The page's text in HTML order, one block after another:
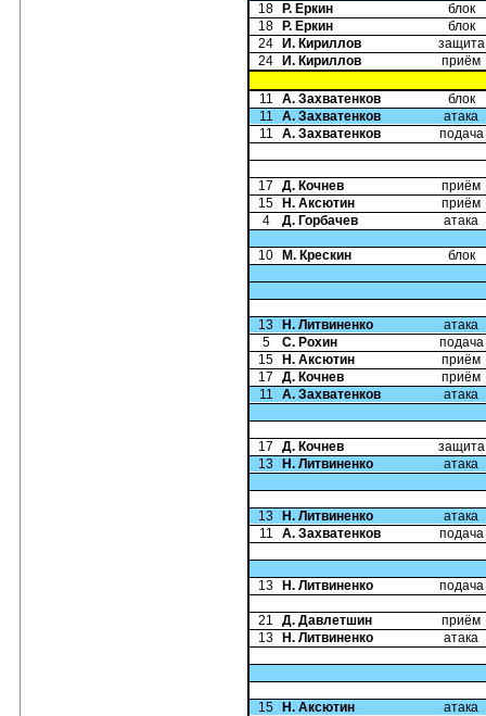
18 Р. Еркин
блок
18
Р. Еркин
блок
24
И. Кириллов
защита
24
И. Кириллов приём
11 А. Захватенков
блок
11
А. Захватенков
атака
11
А. Захватенков подача
17 Д. Кочнев
приём
15
Н. Аксютин
приём
4
Д. Горбачев атака
10 М. Крескин блок
13 Н. Литвиненко
атака
5
С. Рохин
подача
15
Н. Аксютин
приём
17
Д. Кочнев
приём
11
А. Захватенков атака
17 Д. Кочнев
защита
13
Н. Литвиненко атака
13 Н. Литвиненко
атака
11
А. Захватенков подача
13 Н. Литвиненко подача
21 Д. Давлетшин
приём
13
Н. Литвиненко атака
15 Н. Аксютин атака